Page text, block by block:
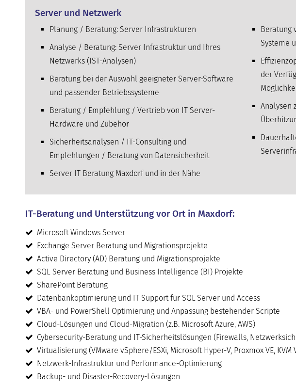
Server und Netzwerk
Planung / Beratung: Server Infrastrukturen
Analyse / Beratung: Server Infrastruktur und Ihres
Netzwerks (IST-Analysen)
Beratung bei der Auswahl geeigneter Server-Software
und passender Betriebssysteme
Beratung / Empfehlung / Vertrieb von IT Server-
Hardware und Zubehör
Sicherheitsanalysen / IT-Consulting und
Empfehlungen / Beratung von Datensicherheit
Server IT Beratung Maxdorf und in der Nähe
Beratung
Systeme
der
Analysen
IT-Beratung und Unterstützung vor Ort in Maxdorf:
Microsoft Windows Server
Exchange Server Beratung und Migrationsprojekte
Active Directory (AD) Beratung und Migrationsprojekte
SQL Server Beratung und Business Intelligence (BI) Projekte
SharePoint Beratung
Datenbankoptimierung und IT-Support für SQL-Server und Access
VBA- und PowerShell Optimierung und Anpassung bestehender Scripte
Cloud-Lösungen und Cloud-Migration (z.B. Microsoft Azure, AWS)
Cybersecurity-Beratung und IT-Sicherheitslösungen (Firewalls,
Virtualisierung (VMware vSphere/ESXi, Microsoft Hyper-V, Proxmox VE,
Netzwerk-Infrastruktur und Performance-Optimierung
Backup- und Disaster-Recovery-Lösungen